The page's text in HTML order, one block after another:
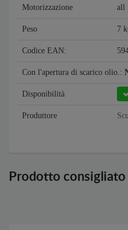
Motorizzazione all
Peso 7
Codice EAN:
Con l'apertura di scarico olio.:
Disponibilità
Produttore
Prodotto consigliato